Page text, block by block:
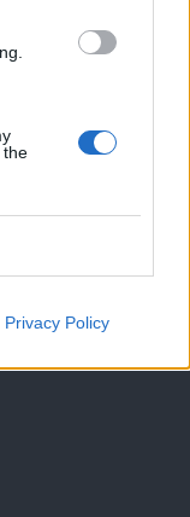
the
Privacy Policy